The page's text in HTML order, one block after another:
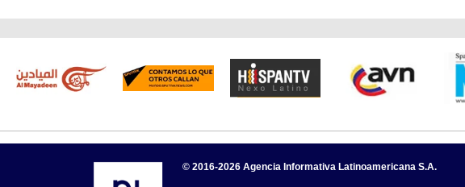
© 2016-2026 Agencia Informativa Latinoamericana S.A.